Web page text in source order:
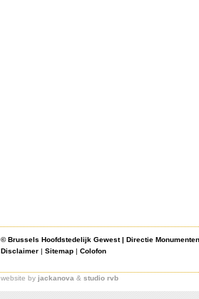
©Brussels Hoofdstedelijk Gewest| Directie
Disclaimer | Sitemap | Colofon
website by jackanova & studio rvb